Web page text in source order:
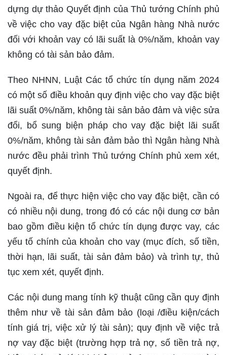
dựng dự thảo Quyết định của Thủ tướng Chính phủ
về việc cho vay đặc biệt của Ngân hàng Nhà nước
đối với khoản vay có lãi suất là 0%/năm, khoản vay
không có tài sản bảo đảm.
Theo NHNN, Luật Các tổ chức tín dụng năm 2024
có một số điều khoản quy định việc cho vay đặc biệt
lãi suất 0%/năm, không tài sản bảo đảm và việc sửa
đổi, bổ sung biện pháp cho vay đặc biệt lãi suất
0%/năm, không tài sản đảm bảo thì Ngân hàng Nhà
nước đều phải trình Thủ tướng Chính phủ xem xét,
quyết định.
Ngoài ra, để thực hiện việc cho vay đặc biệt, cần có
có nhiều nội dung, trong đó có các nội dung cơ bản
bao gồm điều kiện tổ chức tín dụng được vay, các
yếu tố chính của khoản cho vay (mục đích, số tiền,
thời hạn, lãi suất, tài sản đảm bảo) và trình tự, thủ
tục xem xét, quyết định.
Các nội dung mang tính kỹ thuật cũng cần quy định
thêm như về tài sản đảm bảo (loại /điều kiện/cách
tính giá trị, việc xử lý tài sản); quy định về việc trả
nợ vay đặc biệt (trường hợp trả nợ, số tiền trả nợ,